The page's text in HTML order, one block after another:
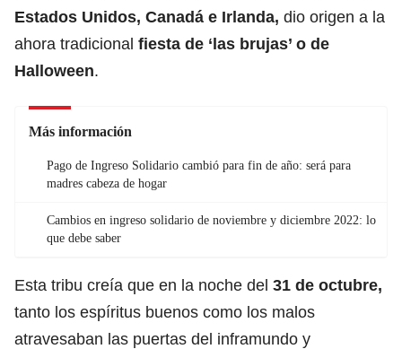
Estados Unidos, Canadá e Irlanda, dio origen a la
ahora tradicional fiesta de ‘las brujas’ o de
Halloween.
Más información
Pago de Ingreso Solidario cambió para fin de año: será para
madres cabeza de hogar
Cambios en ingreso solidario de noviembre y diciembre 2022: lo
que debe saber
Esta tribu creía que en la noche del 31 de octubre,
tanto los espíritus buenos como los malos
atravesaban las puertas del inframundo y